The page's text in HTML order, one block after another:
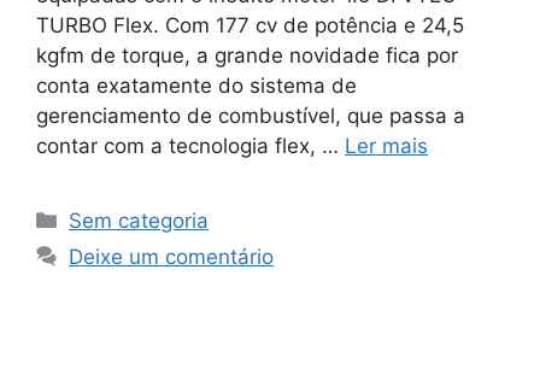
TURBO Flex. Com 177 cv de potência e 24,5
kgfm de torque, a grande novidade fica por
conta exatamente do sistema de
gerenciamento de combustível, que passa a
contar com a tecnologia flex, … Ler mais
Sem categoria
Deixe um comentário